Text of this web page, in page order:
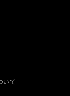
いて